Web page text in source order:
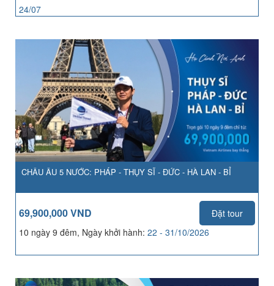
24/07
CHÂU ÂU 5 NƯỚC: PHÁP - THỤY SĨ - ĐỨC - HÀ LAN - BỈ
69,900,000 VND
Đặt tour
10 ngày 9 đêm, Ngày khởi hành: 22 - 31/10/2026